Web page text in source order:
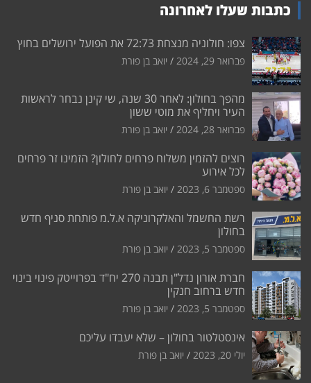
כתבות שעלו לאחרונה
צפו: חולוניה מנצחת 72:73 את הפועל ירושלים בחוץ
פברואר 29, 2024 יואב בן פורת
מהפך בחולון: לאחר 30 שנה, שי קינן נבחר לראשות
העיר ויחליף את מוטי ששון
פברואר 28, 2024 יואב בן פורת
רוצים להזמין משלוח פרחים לחולון? הזמינו זר פרחים
לכל אירוע
ספטמבר 6, 2023 יואב בן פורת
רשת החשמל והאלקרוניקה א.ל.מ פותחת סניף חדש
בחולון
ספטמבר 5, 2023 יואב בן פורת
חברת אורון נדל"ן תבנה 270 יח"ד בפרוייטק פינוי בינוי
חדש ברחוב חנקין
ספטמבר 5, 2023 יואב בן פורת
אינסטלטור בחולון – שלא יעבדו עליכם
יולי 20, 2023 יואב בן פורת